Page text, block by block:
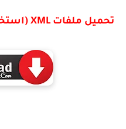
تحميل ملفات XML (استخدم Chrome)